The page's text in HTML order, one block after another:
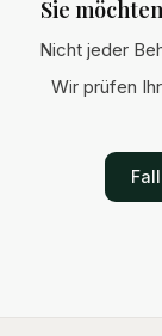
Sie
Nicht jeder
Wir prüfen